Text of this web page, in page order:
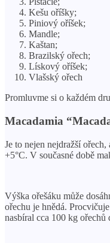
Kešu oříšky;
Piniový oříšek;
Mandle;
Kaštan;
Brazilský ořech;
Lískový oříšek;
Vlašský ořech
Promluvme si o každém
Macadamia
Je to nejen nejdražší
+5°C. V současné době
Výška ořešáku může
ořechu je hnědá.
nasbíral cca 100 kg